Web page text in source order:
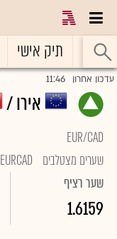
ראשי תיק אישי
עדכון אחרון 11:46
אירו /
EUR/CAD
שערים מצטלבים
EURCAD
שער רציף
1.6159